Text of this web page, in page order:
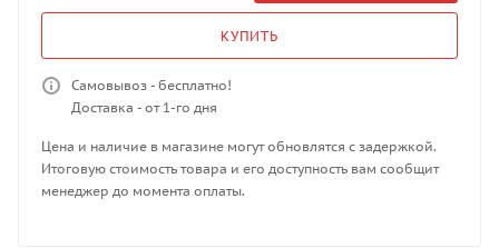
КУПИТЬ
Самовывоз - бесплатно!
Доставка - от 1-го дня
Цена и наличие в магазине могут обновлятся с задержкой.
Итоговую стоимость товара и его доступность вам сообщит
менеджер до момента оплаты.